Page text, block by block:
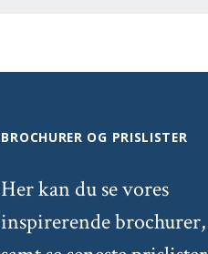
BROCHURER OG PRISLISTER
Her kan du se vores
inspirerende brochurer,